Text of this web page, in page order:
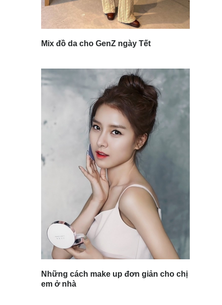
Mix đồ da cho GenZ ngày Tết
Những cách make up đơn giản cho chị
em ở nhà